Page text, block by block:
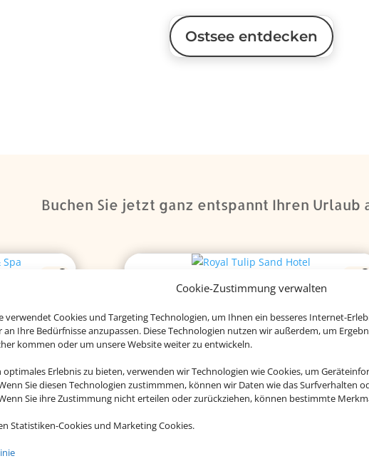
Cookie-Zustimmung verwalten
verwendet Cookies und Targeting Technologien, um Ihnen ein besseres Internet-
an Ihre Bedürfnisse anzupassen. Diese Technologien nutzen wir außerdem, um
kommen oder um unsere Website weiter zu entwickeln.
optimales Erlebnis zu bieten, verwenden wir Technologien wie Cookies, um
Sie diesen Technologien zustimmmen, können wir Daten wie das Surfverhalten
Sie ihre Zustimmung nicht erteilen oder zurückziehen, können bestimmte
Statistiken-Cookies und Marketing Cookies.
Ostsee entdecken
Buchen Sie jetzt ganz entspannt Ihren Urlaub
der
auf 2
Royal Tulip Sand Hotel